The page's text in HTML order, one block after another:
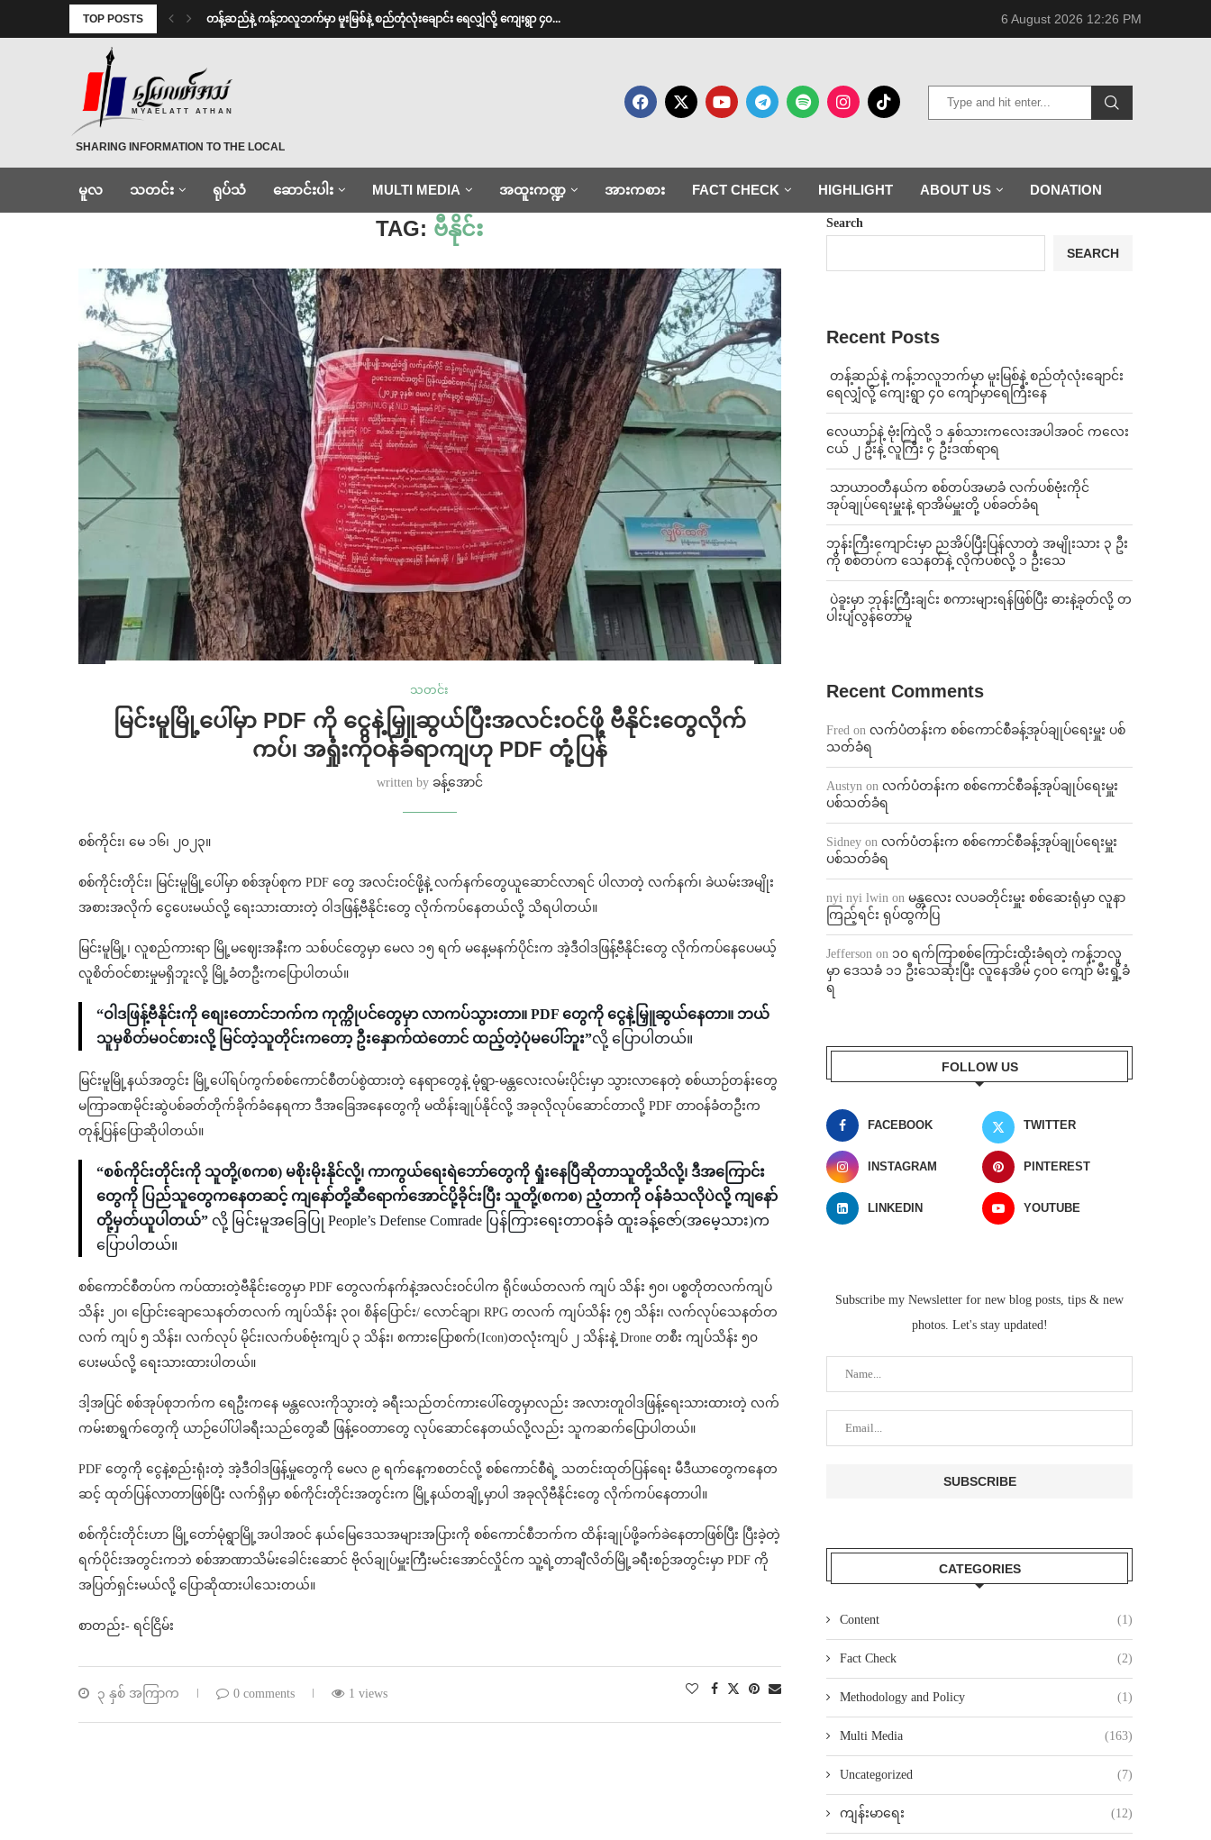
TOP POSTS ⁩ ⁨တန့်ဆည်နဲ့ ကန့်ဘလူဘက်မှာ မူးမြစ်နဲ့ စည်တုံလုံးချောင်း ရေလျှံလို့ ကျေးရွာ ၄၀... 6 August 2026 12:26 PM
MYAELATT ATHAN
SHARING INFORMATION TO THE LOCAL
မူလ သတင်း ရုပ်သံ ဆောင်းပါး MULTI MEDIA အထူးကဏ္ဍ အားကစား FACT CHECK HIGHLIGHT ABOUT US DONATION
Home ဗီနိုင်း
TAG: ဗီနိုင်း
သတင်း
မြင်းမူမြို့ပေါ်မှာ PDF ကို ငွေနဲ့မြှူဆွယ်ပြီးအလင်းဝင်ဖို့ ဗီနိုင်းတွေလိုက်
ကပ်၊ အရှုံးကိုဝန်ခံရာကျဟု PDF တုံ့ပြန်
written by ခန့်အောင်
စစ်ကိုင်း၊ မေ ၁၆၊ ၂၀၂၃။
စစ်ကိုင်းတိုင်း၊ မြင်းမူမြို့ပေါ်မှာ စစ်အုပ်စုက PDF တွေ အလင်းဝင်ဖို့နဲ့ လက်နက်တွေယူဆောင်လာရင် ပါလာတဲ့ လက်နက်၊ ခဲယမ်းအမျိုး
အစားအလိုက် ငွေပေးမယ်လို့ ရေးသားထားတဲ့ ဝါဒဖြန့်ဗီနိုင်းတွေ လိုက်ကပ်နေတယ်လို့ သိရပါတယ်။
မြင်းမူမြို့၊ လူစည်ကားရာ မြို့မဈေးအနီးက သစ်ပင်တွေမှာ မေလ ၁၅ ရက် မနေ့မနက်ပိုင်းက အဲ့ဒီဝါဒဖြန့်ဗီနိုင်းတွေ လိုက်ကပ်နေပေမယ့်
လူစိတ်ဝင်စားမှုမရှိဘူးလို့ မြို့ခံတဦးကပြောပါတယ်။
“ဝါဒဖြန့်ဗီနိုင်းကို စျေးတောင်ဘက်က ကုက္ကိုပင်တွေမှာ လာကပ်သွားတာ။ PDF တွေကို ငွေနဲ့မြှူဆွယ်နေတာ။ ဘယ်
သူမှစိတ်မဝင်စားလို့ မြင်တဲ့သူတိုင်းကတော့ ဦးနှောက်ထဲတောင် ထည့်တဲ့ပုံမပေါ်ဘူး”လို့ ပြောပါတယ်။
မြင်းမူမြို့နယ်အတွင်း မြို့ပေါ်ရပ်ကွက်စစ်ကောင်စီတပ်စွဲထားတဲ့ နေရာတွေနဲ့ မုံရွာ-မန္တလေးလမ်းပိုင်းမှာ သွားလာနေတဲ့ စစ်ယာဉ်တန်းတွေ
မကြာခဏမိုင်းဆွဲပစ်ခတ်တိုက်ခိုက်ခံနေရကာ ဒီအခြေအနေတွေကို မထိန်းချုပ်နိုင်လို့ အခုလိုလုပ်ဆောင်တာလို့ PDF တာဝန်ခံတဦးက
တုန့်ပြန်ပြောဆိုပါတယ်။
“စစ်ကိုင်းတိုင်းကို သူတို့(စကစ) မစိုးမိုးနိုင်လို့၊ ကာကွယ်ရေးရဲဘော်တွေကို ရှုံးနေပြီဆိုတာသူတို့သိလို့၊ ဒီအကြောင်း
တွေကို ပြည်သူတွေကနေတဆင့် ကျနော်တို့ဆီရောက်အောင်ပို့ခိုင်းပြီး သူတို့(စကစ) ညံ့တာကို ဝန်ခံသလိုပဲလို့ ကျနော်
တို့မှတ်ယူပါတယ်” လို့ မြင်းမူအခြေပြု People’s Defense Comrade ပြန်ကြားရေးတာဝန်ခံ ထူးခန့်ဇော်(အမေ့သား)က
ပြောပါတယ်။
စစ်ကောင်စီတပ်က ကပ်ထားတဲ့ဗီနိုင်းတွေမှာ PDF တွေလက်နက်နဲ့အလင်းဝင်ပါက ရိုင်ဖယ်တလက် ကျပ် သိန်း ၅၀၊ ပစ္စတိုတလက်ကျပ်
သိန်း ၂၀၊ ပြောင်းချောသေနတ်တလက် ကျပ်သိန်း ၃၀၊ စိန်ပြောင်း/ လောင်ချာ၊ RPG တလက် ကျပ်သိန်း ၇၅ သိန်း၊ လက်လုပ်သေနတ်တ
လက် ကျပ် ၅ သိန်း၊ လက်လုပ် မိုင်း၊လက်ပစ်ဗုံးကျပ် ၃ သိန်း၊ စကားပြောစက်(Icon)တလုံးကျပ် ၂ သိန်းနဲ့ Drone တစီး ကျပ်သိန်း ၅၀
ပေးမယ်လို့ ရေးသားထားပါတယ်။
ဒါ့အပြင် စစ်အုပ်စုဘက်က ရေဦးကနေ မန္တလေးကိုသွားတဲ့ ခရီးသည်တင်ကားပေါ်တွေမှာလည်း အလားတူဝါဒဖြန့်ရေးသားထားတဲ့ လက်
ကမ်းစာရွက်တွေကို ယာဉ်ပေါ်ပါခရီးသည်တွေဆီ ဖြန့်ဝေတာတွေ လုပ်ဆောင်နေတယ်လို့လည်း သူကဆက်ပြောပါတယ်။
PDF တွေကို ငွေနဲ့စည်းရုံးတဲ့ အဲ့ဒီဝါဒဖြန့်မှုတွေကို မေလ ၉ ရက်နေ့ကစတင်လို့ စစ်ကောင်စီရဲ့ သတင်းထုတ်ပြန်ရေး မီဒီယာတွေကနေတ
ဆင့် ထုတ်ပြန်လာတာဖြစ်ပြီး လက်ရှိမှာ စစ်ကိုင်းတိုင်းအတွင်းက မြို့နယ်တချို့မှာပါ အခုလိုဗီနိုင်းတွေ လိုက်ကပ်နေတာပါ။
စစ်ကိုင်းတိုင်းဟာ မြို့တော်မုံရွာမြို့အပါအဝင် နယ်မြေဒေသအများအပြားကို စစ်ကောင်စီဘက်က ထိန်းချုပ်ဖို့ခက်ခဲနေတာဖြစ်ပြီး ပြီးခဲ့တဲ့
ရက်ပိုင်းအတွင်းကဘဲ စစ်အာဏာသိမ်းခေါင်းဆောင် ဗိုလ်ချုပ်မှူးကြီးမင်းအောင်လှိုင်က သူ့ရဲ့တာချီလိတ်မြို့ခရီးစဉ်အတွင်းမှာ PDF ကို
အပြတ်ရှင်းမယ်လို့ ပြောဆိုထားပါသေးတယ်။
စာတည်း- ရင်ငြိမ်း
၃ နှစ် အကြာက 0 comments 1 views
Search
SEARCH
Recent Posts
⁩ ⁨တန့်ဆည်နဲ့ ကန့်ဘလူဘက်မှာ မူးမြစ်နဲ့ စည်တုံလုံးချောင်း
ရေလျှံလို့ ကျေးရွာ ၄၀ ကျော်မှာရေကြီးနေ
⁨လေယာဉ်နဲ့ ဗုံးကြဲလို့ ၁ နှစ်သားကလေးအပါအဝင် ကလေး
ငယ် ၂ ဦးနဲ့ လူကြီး ၄ ဦးဒဏ်ရာရ
⁩ ⁨သာယာဝတီနယ်က စစ်တပ်အမာခံ လက်ပစ်ဗုံးကိုင်
အုပ်ချုပ်ရေးမှူးနဲ့ ရာအိမ်မှူးတို့ ပစ်ခတ်ခံရ
ဘုန်းကြီးကျောင်းမှာ ညအိပ်ပြီးပြန်လာတဲ့ အမျိုးသား ၃ ဦး
ကို စစ်တပ်က သေနတ်နဲ့ လိုက်ပစ်လို့ ၁ ဦးသေ
⁩ ⁨ပဲခူးမှာ ဘုန်းကြီးချင်း စကားများရန်ဖြစ်ပြီး ဓားနဲ့ခုတ်လို့ တ
ပါးပျံလွန်တော်မူ
Recent Comments
Fred on လက်ပံတန်းက စစ်ကောင်စီခန့်အုပ်ချုပ်ရေးမှူး ပစ်
သတ်ခံရ
Austyn on လက်ပံတန်းက စစ်ကောင်စီခန့်အုပ်ချုပ်ရေးမှူး
ပစ်သတ်ခံရ
Sidney on လက်ပံတန်းက စစ်ကောင်စီခန့်အုပ်ချုပ်ရေးမှူး
ပစ်သတ်ခံရ
nyi nyi lwin on မန္တလေး လပခတိုင်းမှူး စစ်ဆေးရုံမှာ လူနာ
ကြည့်ရင်း ရုပ်ထွက်ပြ
Jefferson on ၁၀ ရက်ကြာစစ်ကြောင်းထိုးခံရတဲ့ ကန့်ဘလူ
မှာ ဒေသခံ ၁၁ ဦးသေဆုံးပြီး လူနေအိမ် ၄၀၀ ကျော် မီးရှို့ခံ
ရ
FOLLOW US
FACEBOOK TWITTER
INSTAGRAM PINTEREST
LINKEDIN YOUTUBE
Subscribe my Newsletter for new blog posts, tips & new
photos. Let's stay updated!
CATEGORIES
Content (1)
Fact Check (2)
Methodology and Policy (1)
Multi Media (163)
Uncategorized (7)
ကျန်းမာရေး (12)